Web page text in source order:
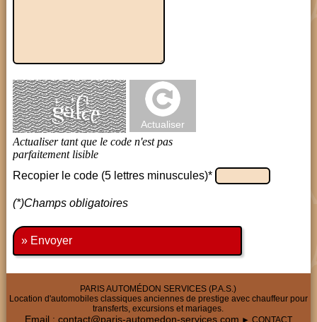
Recopier le code (5 lettres minuscules)*
(*)Champs obligatoires
» Envoyer
PARIS AUTOMÉDON SERVICES (P.A.S.)
Location d'automobiles classiques anciennes de prestige avec chauffeur pour
transferts, excursions et mariages.
Email : contact@paris-automedon-services.com ► CONTACT